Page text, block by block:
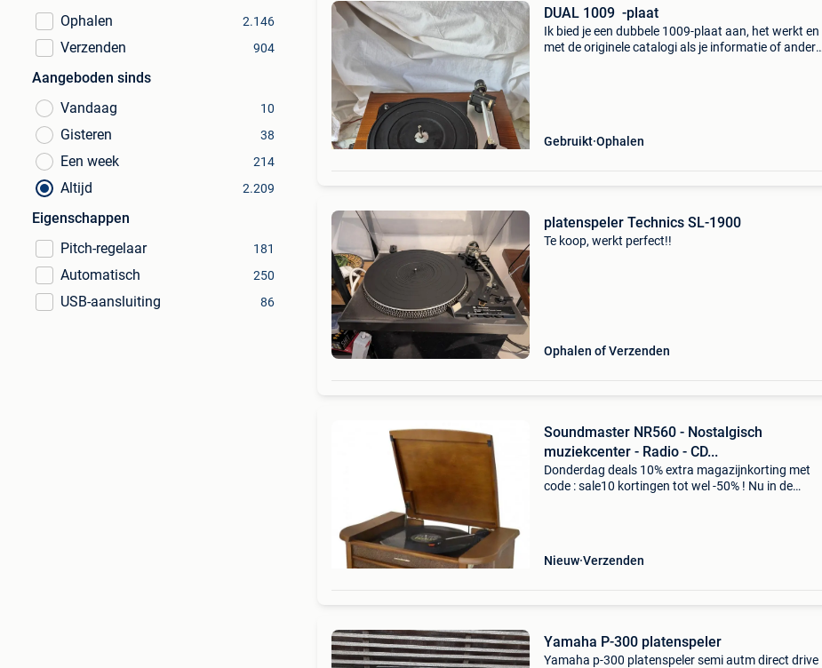
Ophalen
2.146
Verzenden 904
Aangeboden sinds
Vandaag
10
Gisteren 38
Een week 214
Altijd 2.209
Eigenschappen
Pitch-regelaar
181
Automatisch 250
USB-aansluiting 86
DUAL 1009 ️ -plaat
Ik bied je een dubbele 1009-plaat aan, het werkt en
met de originele catalogi als je informatie of andere
Gebruikt Ophalen
platenspeler Technics SL-1900
Te koop, werkt perfect!!
Ophalen of Verzenden
Soundmaster NR560 - Nostalgisch
muziekcenter - Radio - CD...
Donderdag deals 10% extra magazijnkorting met
code : sale10 kortingen tot wel -50% ! Nu in de
Nieuw Verzenden
Yamaha P-300 platenspeler
Yamaha p-300 platenspeler semi autm direct drive